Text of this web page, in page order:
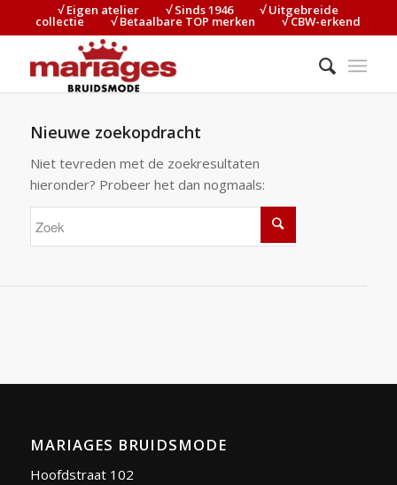
√ Eigen atelier⠀⠀⠀√ Sinds 1946⠀⠀⠀√ Uitgebreide
collectie⠀⠀⠀√ Betaalbare TOP merken⠀⠀⠀√ CBW-erkend
Nieuwe zoekopdracht
Niet tevreden met de zoekresultaten
hieronder? Probeer het dan nogmaals:
MARIAGES BRUIDSMODE
Hoofdstraat 102